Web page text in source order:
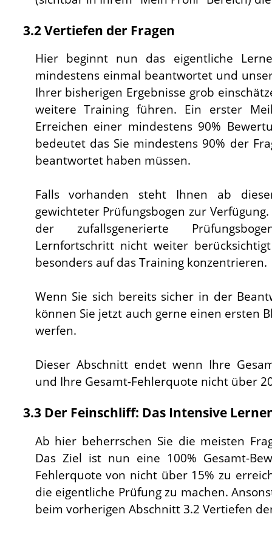
3.2 Vertiefen der Fragen
Hier beginnt nun das eigentliche
mindestens einmal beantwortet und
Ihrer bisherigen Ergebnisse grob
weitere Training führen. Ein erster
Erreichen einer mindestens 90%
bedeutet das Sie mindestens 90% der
beantwortet haben müssen.
Falls vorhanden steht Ihnen ab
gewichteter Prüfungsbogen zur
der zufallsgenerierte
Lernfortschritt nicht weiter
besonders auf das Training konzentrieren.
Wenn Sie sich bereits sicher in der
können Sie jetzt auch gerne einen ersten
werfen.
Dieser Abschnitt endet wenn Ihre
und Ihre Gesamt-Fehlerquote nicht über
3.3 Der Feinschliff: Das Intensive
Ab hier beherrschen Sie die meisten
Das Ziel ist nun eine 100% Gesamt-
Fehlerquote von nicht über 15% zu
die eigentliche Prüfung zu machen.
beim vorherigen Abschnitt 3.2 Vertiefen